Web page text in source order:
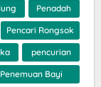
Penadah
Pencari Rongsok
pencurian
Penemuan Bayi